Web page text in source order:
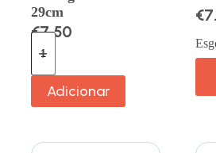
29cm
€7.50
Adicionar
€